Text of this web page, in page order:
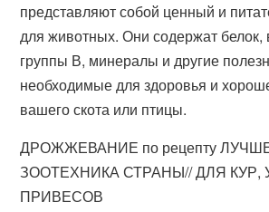
представляют собой ценный и
для животных. Они содержат
группы В, минералы и другие
необходимые для здоровья и
вашего скота или птицы.
ДРОЖЖЕВАНИЕ по рецепту
ЗООТЕХНИКА СТРАНЫ// ДЛЯ КУР,
ПРИВЕСОВ